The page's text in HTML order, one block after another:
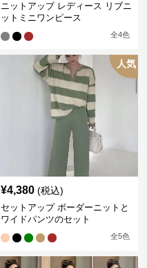
ニットアップ レディース リブニ
ットミニワンピース
全4色
人気
¥4,380 (税込)
セットアップ ボーダーニットと
ワイドパンツのセット
全5色